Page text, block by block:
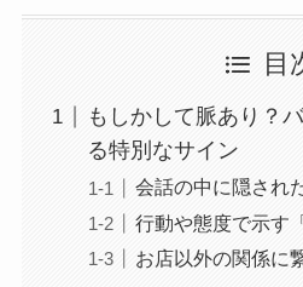
目
もしかして脈あり？
る特別なサイン
会話の中に隠され
行動や態度で示す
お店以外の関係に